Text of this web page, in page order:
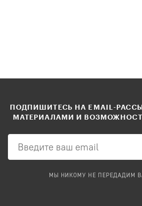
ПОДПИШИТЕСЬ НА EMAIL-
МАТЕРИАЛАМИ И
МЫ НИКОМУ НЕ ПЕРЕДАДИМ